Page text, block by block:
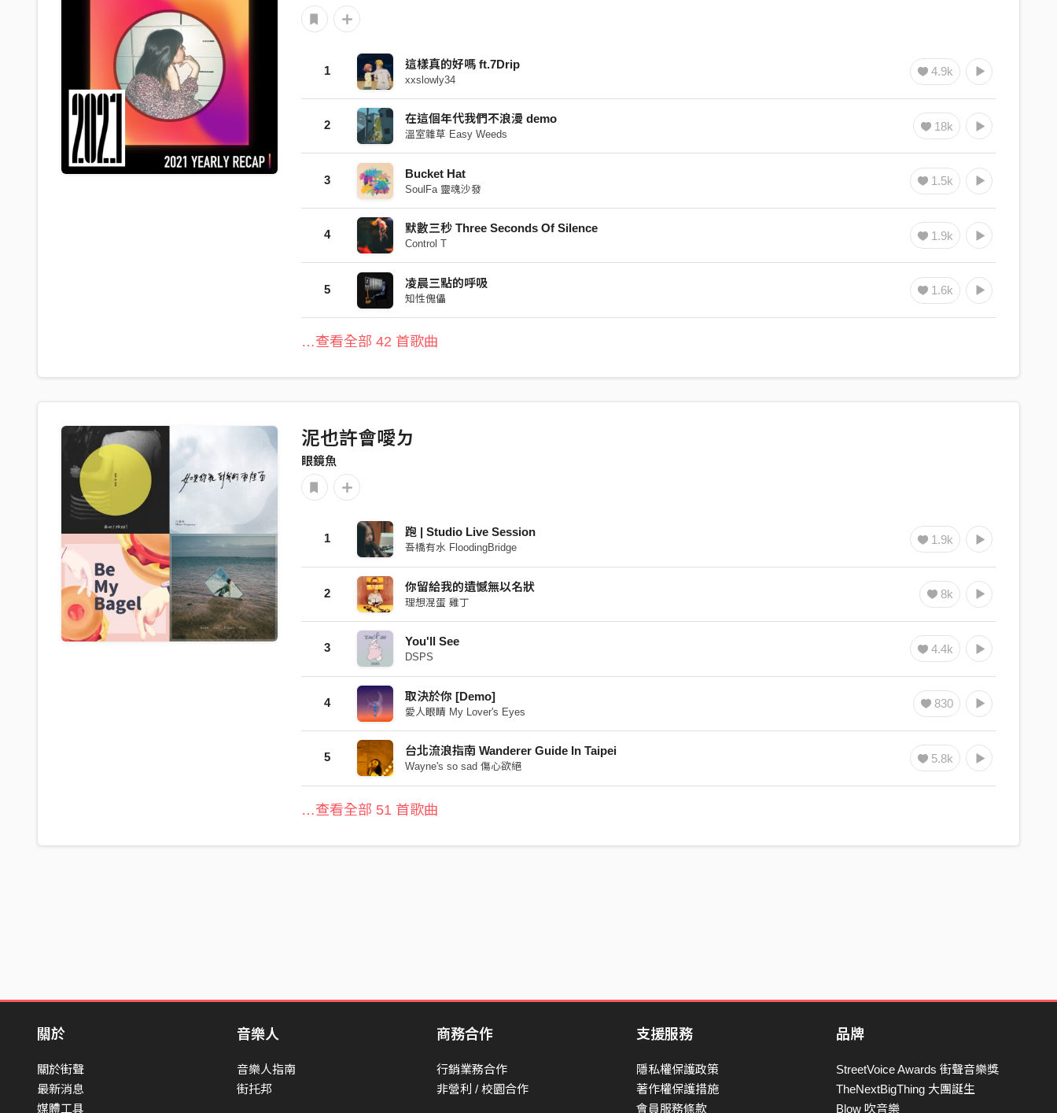
1 這樣真的好嗎 ft.7Drip
xxslowly34
4.9k
2 在這個年代我們不浪漫 demo
溫室雜草 Easy Weeds
18k
3 Bucket Hat
SoulFa 靈魂沙發
1.5k
4 默數三秒 Three Seconds Of Silence
Control T
1.9k
5 凌晨三點的呼吸
知性傀儡
1.6k
…查看全部 42 首歌曲
泥也許會噯ㄉ
眼鏡魚
1 跑 | Studio Live Session
吾橋有水 FloodingBridge
1.9k
2 你留給我的遺憾無以名狀
理想混蛋 雞丁
8k
3 You'll See
DSPS
4.4k
4 取決於你 [Demo]
愛人眼睛 My Lover's Eyes
830
5 台北流浪指南 Wanderer Guide In Taipei
Wayne's so sad 傷心欲絕
5.8k
…查看全部 51 首歌曲
關於
關於街聲
最新消息
媒體工具
音樂人
音樂人指南
街托邦
商務合作
行銷業務合作
非營利 / 校園合作
支援服務
隱私權保護政策
著作權保護措施
會員服務條款
品牌
StreetVoice Awards 街聲音樂獎
TheNextBigThing 大團誕生
Blow 吹音樂